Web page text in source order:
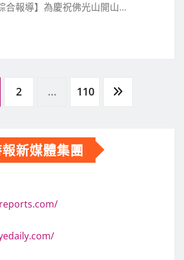
合報導】為慶祝佛光山開山…
2 ... 110
新媒體集團